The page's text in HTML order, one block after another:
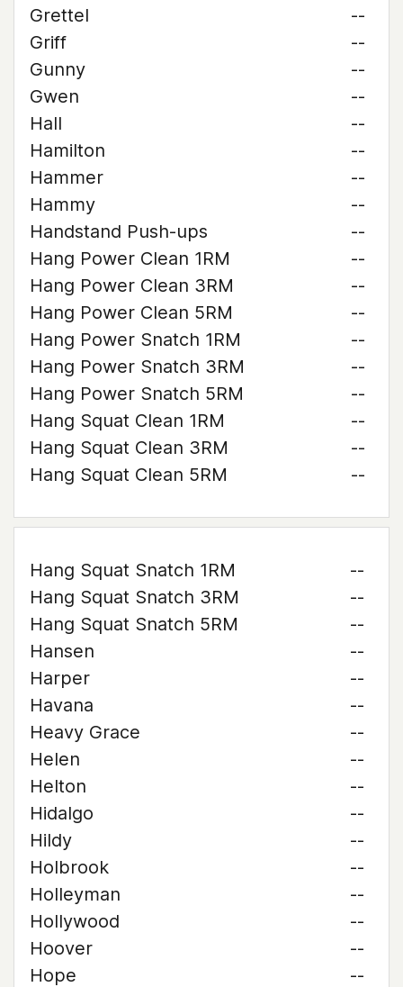
Grettel
--
Griff
--
Gunny
--
Gwen
--
Hall
--
Hamilton
--
Hammer
--
Hammy
--
Handstand Push-ups
--
Hang Power Clean 1RM
--
Hang Power Clean 3RM
--
Hang Power Clean 5RM
--
Hang Power Snatch 1RM
--
Hang Power Snatch 3RM
--
Hang Power Snatch 5RM
--
Hang Squat Clean 1RM
--
Hang Squat Clean 3RM
--
Hang Squat Clean 5RM
--
Hang Squat Snatch 1RM
--
Hang Squat Snatch 3RM
--
Hang Squat Snatch 5RM
--
Hansen
--
Harper
--
Havana
--
Heavy Grace
--
Helen
--
Helton
--
Hidalgo
--
Hildy
--
Holbrook
--
Holleyman
--
Hollywood
--
Hoover
--
Hope
--